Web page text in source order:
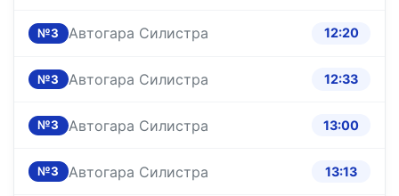
№3 Автогара Силистра 12:20
№3 Автогара Силистра 12:33
№3 Автогара Силистра 13:00
№3 Автогара Силистра 13:13